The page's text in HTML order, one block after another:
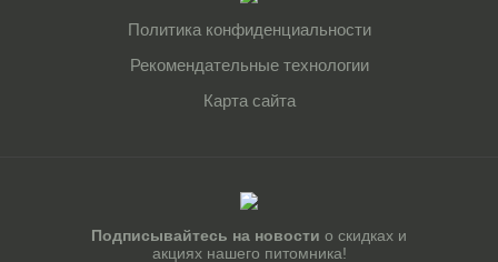
Политика конфиденциальности
Рекомендательные технологии
Карта сайта
Подписывайтесь на новости о скидках и
акциях нашего питомника!